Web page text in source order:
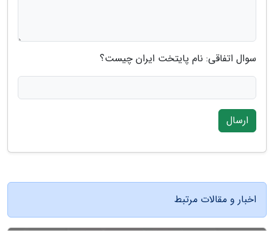
سوال اتفاقی: نام پایتخت ایران چیست؟
ارسال
اخبار و مقالات مرتبط